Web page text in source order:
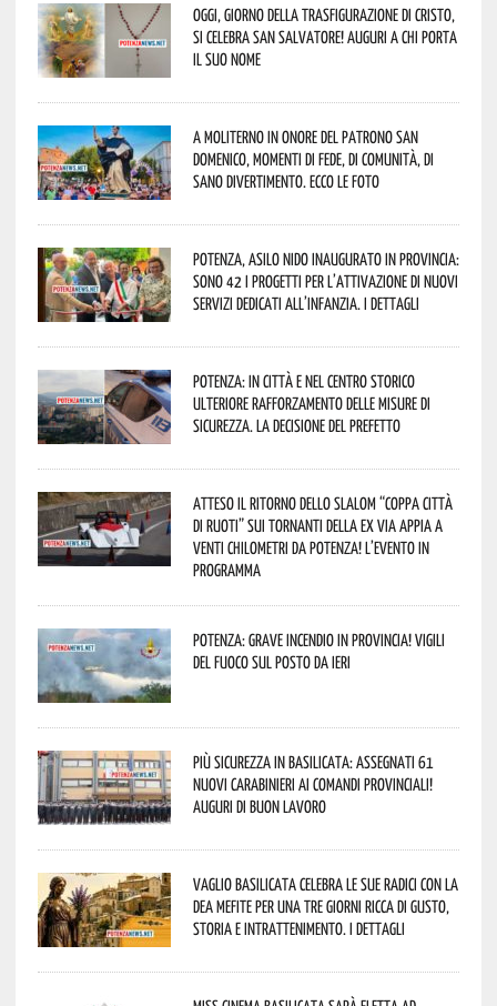
Oggi, giorno della Trasfigurazione di Cristo,
si celebra San Salvatore! Auguri a chi porta
il suo nome
A Moliterno in onore del Patrono San
Domenico, momenti di fede, di comunità, di
sano divertimento. Ecco le foto
Potenza, asilo nido inaugurato in provincia:
sono 42 i progetti per l’attivazione di nuovi
servizi dedicati all’infanzia. I dettagli
Potenza: in città e nel centro storico
ulteriore rafforzamento delle misure di
sicurezza. La decisione del Prefetto
Atteso il ritorno dello slalom “Coppa Città
di Ruoti” sui tornanti della ex via Appia a
venti chilometri da Potenza! L’evento in
programma
Potenza: grave incendio in Provincia! Vigili
del fuoco sul posto da ieri
Più sicurezza in Basilicata: assegnati 61
nuovi Carabinieri ai Comandi provinciali!
Auguri di buon lavoro
Vaglio Basilicata celebra le sue radici con la
Dea Mefite per una tre giorni ricca di gusto,
storia e intrattenimento. I dettagli